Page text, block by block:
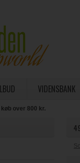
VIDENSBANK
over 800 kr.